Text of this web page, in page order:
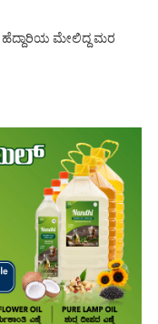
ಹೆದ್ದಾರಿಯ ಮೇಲಿದ್ದ ಮರ